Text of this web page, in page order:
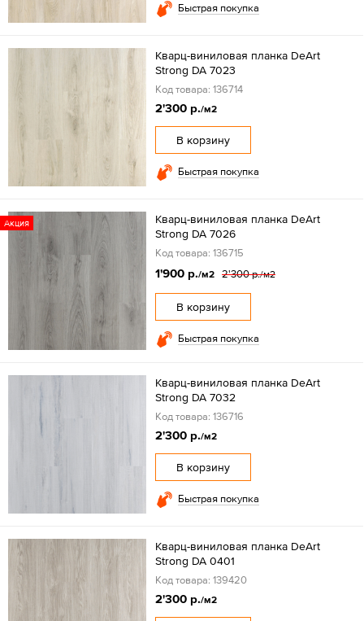
Быстрая покупка
Кварц-виниловая планка DeArt
Strong DA 7023
Код товара: 136714
2'300 р./м2
В корзину
Быстрая покупка
Акция
Кварц-виниловая планка DeArt
Strong DA 7026
Код товара: 136715
1'900 р./м2 2'300 р./м2
В корзину
Быстрая покупка
Кварц-виниловая планка DeArt
Strong DA 7032
Код товара: 136716
2'300 р./м2
В корзину
Быстрая покупка
Кварц-виниловая планка DeArt
Strong DA 0401
Код товара: 139420
2'300 р./м2